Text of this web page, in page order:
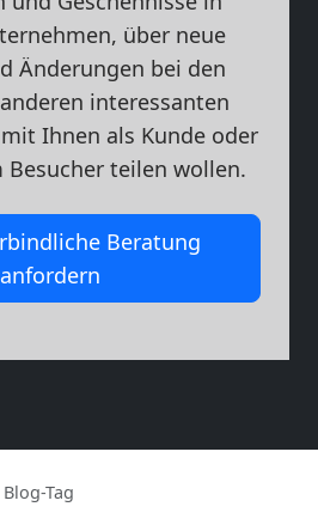
über neue
Änderungen bei den
interessanten
Ihnen als Kunde oder
teilen wollen.
Beratung
anfordern
Blog-Tag